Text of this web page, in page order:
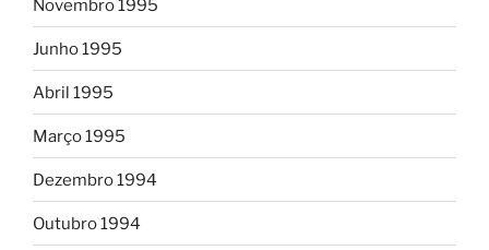
Novembro 1995
Junho 1995
Abril 1995
Março 1995
Dezembro 1994
Outubro 1994